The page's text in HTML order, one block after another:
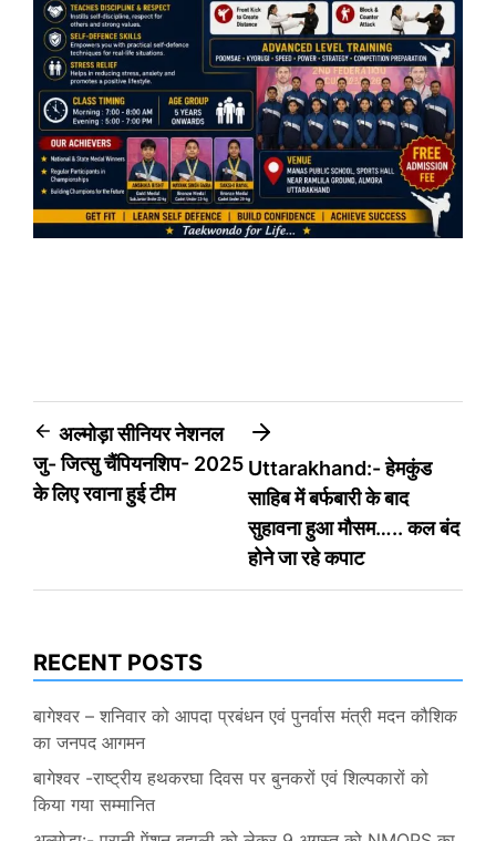
Post
navigation
अल्मोड़ा सीनियर नेशनल
जु- जित्सु चैंपियनशिप- 2025
के लिए रवाना हुई टीम
Uttarakhand:- हेमकुंड
साहिब में बर्फबारी के बाद
सुहावना हुआ मौसम….. कल बंद
होने जा रहे कपाट
RECENT POSTS
बागेश्वर – शनिवार को आपदा प्रबंधन एवं पुनर्वास मंत्री मदन कौशिक
का जनपद आगमन
बागेश्वर -राष्ट्रीय हथकरघा दिवस पर बुनकरों एवं शिल्पकारों को
किया गया सम्मानित